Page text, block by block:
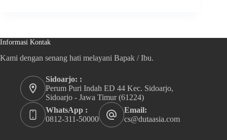
Informasi Kontak
Kami dengan senang hati melayani Bapak / Ibu.
Sidoarjo: :
Perum Puri Indah ED 44 Kec. Sidoarjo,
Sidoarjo - Jawa Timur (61224)
WhatsApp :
0812-311-50000
Email:
cs@dutaasia.com